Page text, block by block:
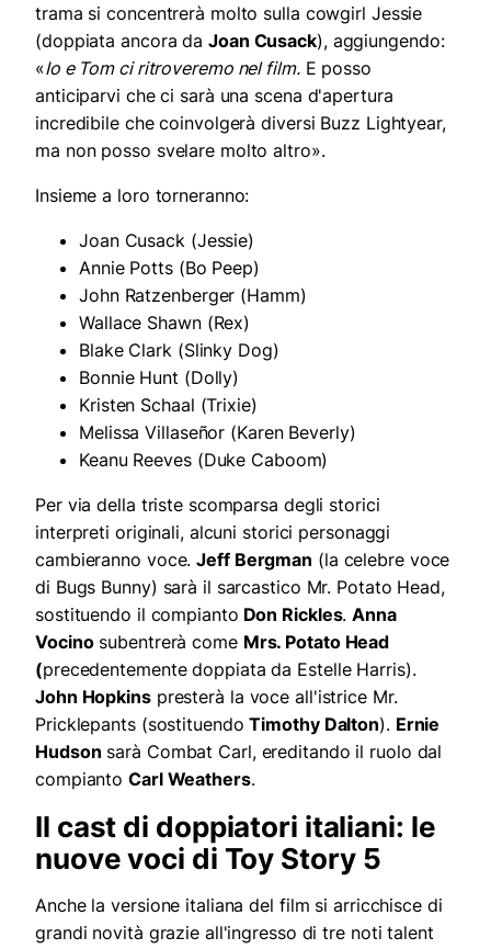
trama si concentrerà molto sulla cowgirl Jessie
(doppiata ancora da Joan Cusack), aggiungendo:
«Io e Tom ci ritroveremo nel film.E posso
anticiparvi che ci sarà una scena d'apertura
incredibile che coinvolgerà diversi Buzz Lightyear,
ma non posso svelare molto altro».
Insieme a loro torneranno:
Joan Cusack (Jessie)
Annie Potts (Bo Peep)
John Ratzenberger (Hamm)
Wallace Shawn (Rex)
Blake Clark (Slinky Dog)
Bonnie Hunt (Dolly)
Kristen Schaal (Trixie)
Melissa Villaseñor (Karen Beverly)
Keanu Reeves (Duke Caboom)
Per via della triste scomparsa degli storici
interpreti originali, alcuni storici personaggi
cambieranno voce.Jeff Bergman (la celebre voce
di Bugs Bunny) sarà il sarcastico Mr. Potato Head,
sostituendo il compianto Don Rickles.Anna
Vocinosubentrerà come Mrs. Potato Head
(precedentemente doppiata da Estelle Harris).
John Hopkinspresterà la voce all'istrice Mr.
Pricklepants (sostituendoTimothy Dalton). Ernie
Hudson sarà Combat Carl, ereditando il ruolo dal
compiantoCarl Weathers.
Il cast di doppiatori italiani: le
nuove voci di Toy Story 5
Anche la versione italiana del film si arricchisce di
grandi novità grazie all'ingresso di tre noti talent